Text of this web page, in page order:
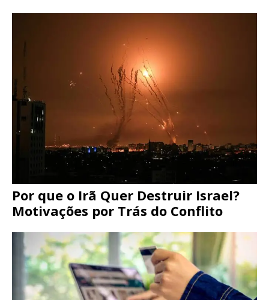
Por que o Irã Quer Destruir Israel?
Motivações por Trás do Conflito